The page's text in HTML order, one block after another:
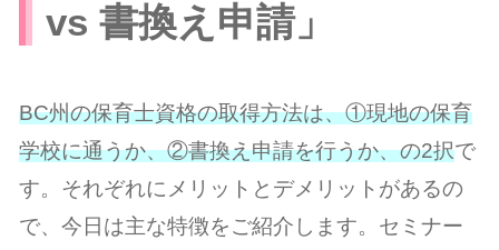
vs 書換え申請」
BC州の保育士資格の取得方法は、①現地の保育
学校に通うか、②書換え申請を行うか、の2択で
す。それぞれにメリットとデメリットがあるの
で、今日は主な特徴をご紹介します。セミナー